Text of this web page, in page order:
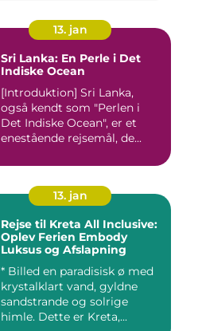
13. jan
Sri Lanka: En Perle i Det
Indiske Ocean
[Introduktion] Sri Lanka,
også kendt som "Perlen i
Det Indiske Ocean", er et
enestående rejsemål, de...
13. jan
Rejse til Kreta All Inclusive:
Oplev Ferien Embody
Luksus og Afslapning
* Billed en paradisisk ø med
krystalklart vand, gyldne
sandstrande og solrige
himle. Dette er Kreta,...